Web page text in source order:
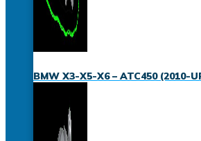
BMW X3-X5-X6 – ATC450 (2010-